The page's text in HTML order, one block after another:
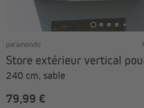
paramondo
Store extérieur vertical
240 cm, sable
79,99 €